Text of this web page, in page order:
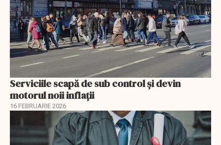
Serviciile scapă de sub control și devin
motorul noii inflații
16 FEBRUARIE 2026